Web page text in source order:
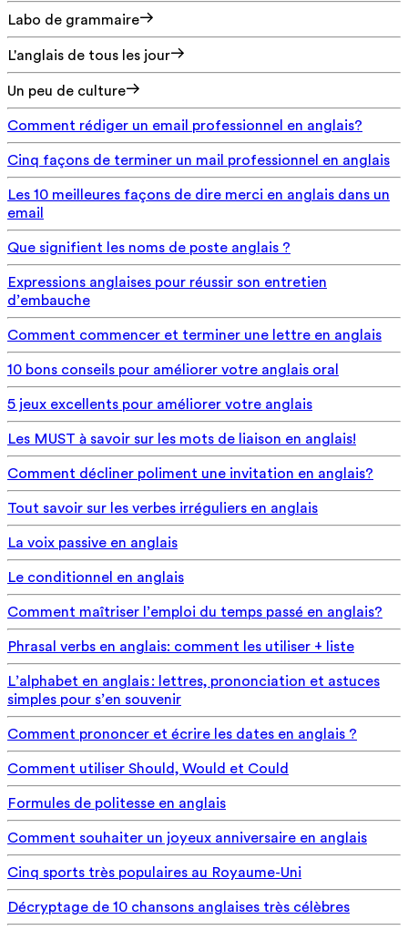
Labo de grammaire
L'anglais de tous les jour
Un peu de culture
Comment rédiger un email professionnel en anglais?
Cinq façons de terminer un mail professionnel en anglais
Les 10 meilleures façons de dire merci en anglais dans un
email
Que signifient les noms de poste anglais ?
Expressions anglaises pour réussir son entretien
d’embauche
Comment commencer et terminer une lettre en anglais
10 bons conseils pour améliorer votre anglais oral
5 jeux excellents pour améliorer votre anglais
Les MUST à savoir sur les mots de liaison en anglais!
Comment décliner poliment une invitation en anglais?
Tout savoir sur les verbes irréguliers en anglais
La voix passive en anglais
Le conditionnel en anglais
Comment maîtriser l’emploi du temps passé en anglais?
Phrasal verbs en anglais: comment les utiliser + liste
L’alphabet en anglais : lettres, prononciation et astuces
simples pour s’en souvenir
Comment prononcer et écrire les dates en anglais ?
Comment utiliser Should, Would et Could
Formules de politesse en anglais
Comment souhaiter un joyeux anniversaire en anglais
Cinq sports très populaires au Royaume-Uni
Décryptage de 10 chansons anglaises très célèbres